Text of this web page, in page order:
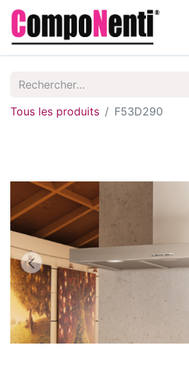
Tous les produits F53D290